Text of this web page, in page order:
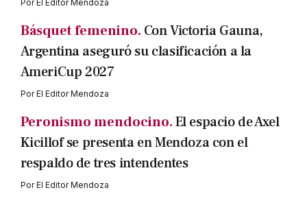
PorEl Editor Mendoza
Básquet femenino. Con Victoria Gauna,
Argentina aseguró su clasificación a la
AmeriCup 2027
PorEl Editor Mendoza
Peronismo mendocino.El espacio de Axel
Kicillof se presenta en Mendoza con el
respaldo de tres intendentes
PorEl Editor Mendoza